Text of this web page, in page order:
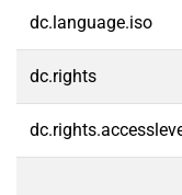
dc.language.iso
dc.rights